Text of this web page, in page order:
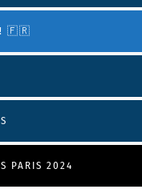
! 🇫🇷
PARIS 2024